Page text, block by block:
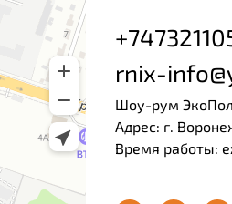
rnix-
Шоу-рум ЭкоПол
Адрес: г.
Время работы: